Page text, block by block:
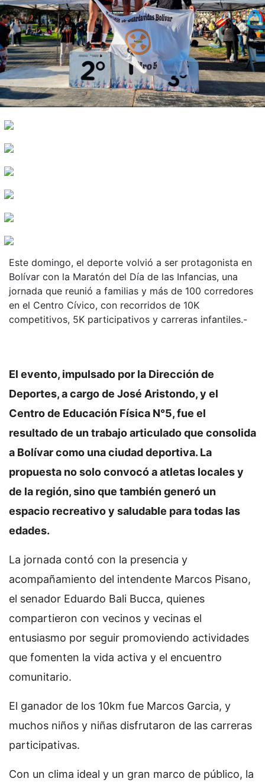
Este domingo, el deporte volvió a ser protagonista en
Bolívar con la Maratón del Día de las Infancias, una
jornada que reunió a familias y más de 100 corredores
en el Centro Cívico, con recorridos de 10K
competitivos, 5K participativos y carreras infantiles.-
El evento, impulsado por la Dirección de
Deportes, a cargo de José Aristondo, y el
Centro de Educación Física N°5, fue el
resultado de un trabajo articulado que consolida
a Bolívar como una ciudad deportiva. La
propuesta no solo convocó a atletas locales y
de la región, sino que también generó un
espacio recreativo y saludable para todas las
edades.
La jornada contó con la presencia y
acompañamiento del intendente Marcos Pisano,
el senador Eduardo Bali Bucca, quienes
compartieron con vecinos y vecinas el
entusiasmo por seguir promoviendo actividades
que fomenten la vida activa y el encuentro
comunitario.
El ganador de los 10km fue Marcos Garcia, y
muchos niños y niñas disfrutaron de las carreras
participativas.
Con un clima ideal y un gran marco de público, la